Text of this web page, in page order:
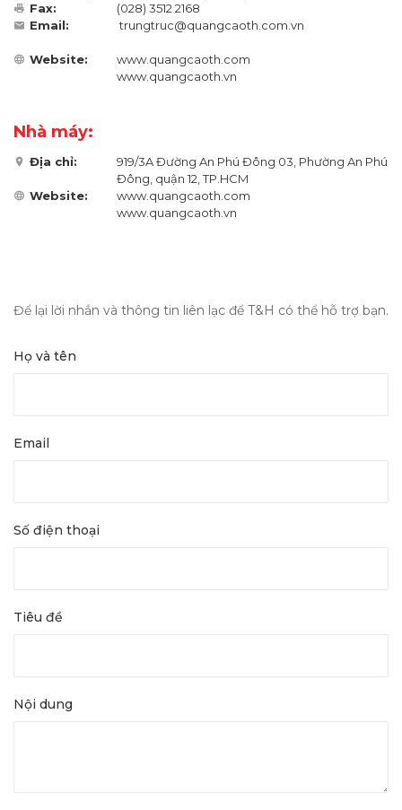
Fax:
(028) 3512 2168
Email:
trungtruc@quangcaoth.com.vn
Website:
www.quangcaoth.com
www.quangcaoth.vn
Nhà máy:
Địa chỉ:
919/3A Đường An Phú Đông 03, Phường An Phú
Đông, quận 12, TP.HCM
Website:
www.quangcaoth.com
www.quangcaoth.vn
Để lại lời nhắn và thông tin liên lạc để T&H có thể hỗ trợ bạn.
Họ và tên
Email
Số điện thoại
Tiêu đề
Nội dung